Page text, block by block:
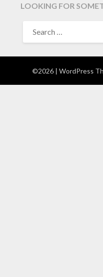
LOOKING FOR
FOR:
©2026 | WordPress